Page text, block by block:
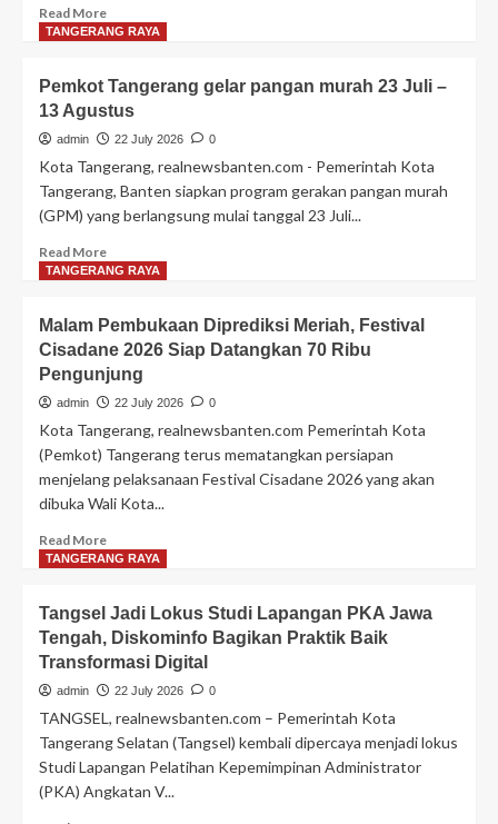
dan
Edukasi
Cegah
Bullying
Read MoreRead
more
Jadi
Lokus
Studi
PKA
Jawa
Tengah,
Bagikan
Praktik
Transformasi
Digital
TANGERANG RAYA
Pemkot Tangerang gelar pangan murah 23 Juli –
13 Agustus
admin 22 July 2026 0
Kota Tangerang, realnewsbanten.com - Pemerintah Kota
Tangerang, Banten siapkan program gerakan pangan murah
(GPM) yang berlangsung mulai tanggal 23 Juli...
Read MoreRead
more
Tangerang
gelar
pangan
murah
Juli
–
13
Agustus
TANGERANG RAYA
Malam Pembukaan Diprediksi Meriah, Festival
Cisadane 2026 Siap Datangkan 70 Ribu
Pengunjung
admin 22 July 2026 0
Kota Tangerang, realnewsbanten.com Pemerintah Kota
(Pemkot) Tangerang terus mematangkan persiapan
menjelang pelaksanaan Festival Cisadane 2026 yang akan
dibuka Wali Kota...
Read MoreRead
more
Pembukaan
Diprediksi
Meriah,
Festival
2026
Siap
Datangkan
70
TANGERANG RAYA
Tangsel Jadi Lokus Studi Lapangan PKA Jawa
Tengah, Diskominfo Bagikan Praktik Baik
Transformasi Digital
admin 22 July 2026 0
TANGSEL, realnewsbanten.com – Pemerintah Kota
Tangerang Selatan (Tangsel) kembali dipercaya menjadi lokus
Studi Lapangan Pelatihan Kepemimpinan Administrator
(PKA) Angkatan V...